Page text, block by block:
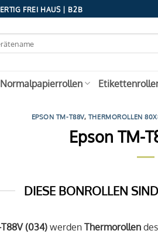
FREI HAUS | B2B
Normalpapierrollen
EPSON TM-T88V, THERMOROLLEN
Epson TM-
DIESE BONROLLEN
(034)werden Thermorollen